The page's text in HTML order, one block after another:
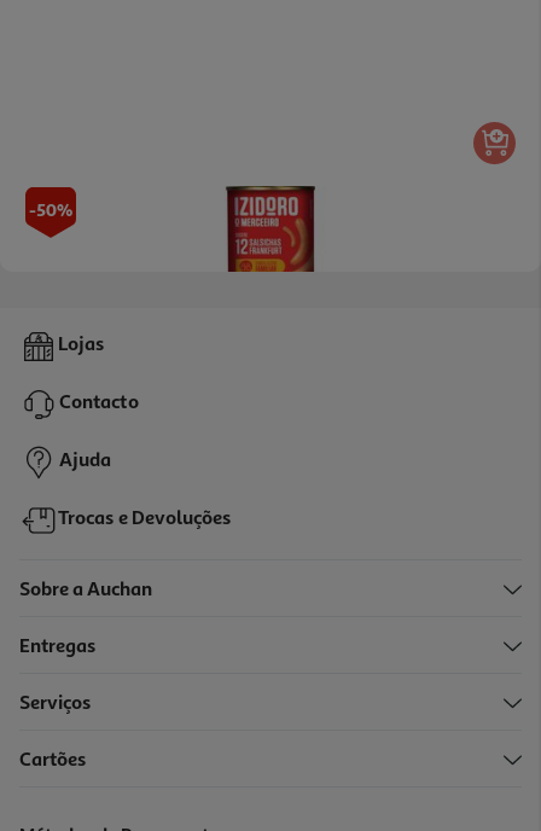
-50%
Salsichas Frankfurt Izidoro 12un 350(240)g
Price reduced from
2,99 €to
1,49 €
-25%
Lojas
Contacto
Ajuda
Trocas e Devoluções
Sobre a Auchan
Entregas
Serviços
Cartões